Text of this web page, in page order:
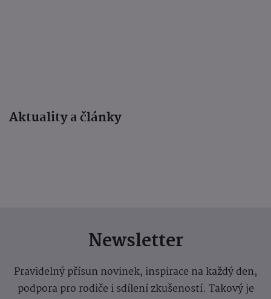
Aktuality a články
Newsletter
Pravidelný přísun novinek, inspirace na každý den,
podpora pro rodiče i sdílení zkušeností. Takový je